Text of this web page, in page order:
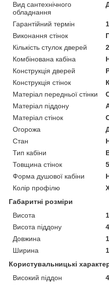
Вид сантехнічного
обладнання
Гарантійний термін
Виконання стінок
Кількість стулок дверей
2
Комбінована кабіна
Конструкція дверей
Конструкція стінок
Матеріал передньої стінки
Матеріал піддону
Матеріал стінок
Огорожа
Стан
Тип кабіни
Товщина стінок
Форма душової кабіни
Колір профілю
Габаритні розміри
Висота
Висота піддону
Довжина
Ширина
Користувальницькі
Високий піддон